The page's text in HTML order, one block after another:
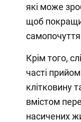
які може
щоб
Крім того,
часті
клітковину
вмістом
насичених